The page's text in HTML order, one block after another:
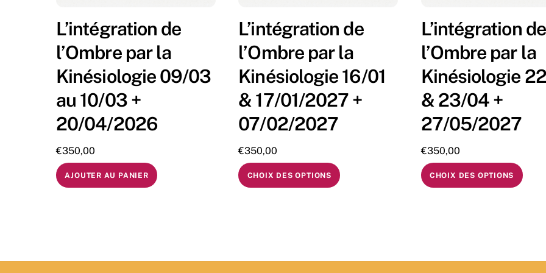
L’intégration de
l’Ombre par la
Kinésiologie 09/03
au 10/03 +
20/04/2026
€350,00
AJOUTER AU PANIER
L’intégration de
l’Ombre par la
Kinésiologie 16/01
& 17/01/2027 +
07/02/2027
€350,00
CHOIX DES OPTIONS
L’intégration de
l’Ombre par la
Kinésiologie
& 23/04 +
27/05/2027
€350,00
CHOIX DES OPTIONS